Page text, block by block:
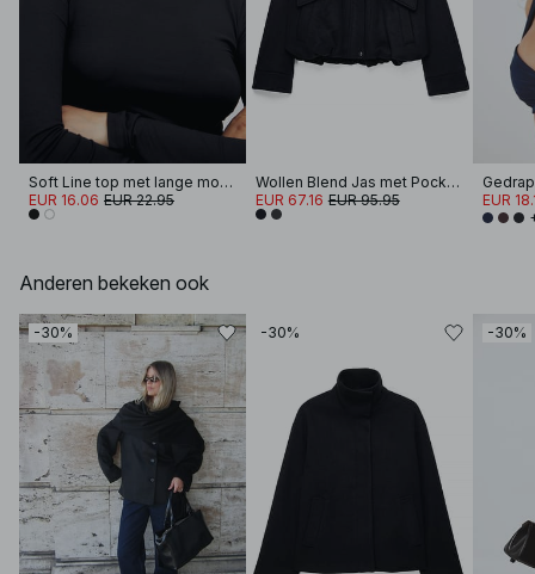
Soft Line top met lange mouwen en trechterhals
EUR 16.06 EUR 22.95
Wollen Blend Jas met Pocketdetails
EUR 67.16 EUR 95.95
EUR
Anderen bekeken ook
-30% -30% -30%